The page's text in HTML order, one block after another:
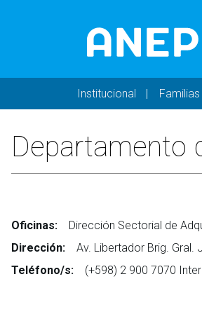
Navegación
Institucional
Departamento
Oficinas:
Dirección Sectorial de
Dirección:
Av. Libertador Brig. Gral.
Teléfono/s:
(+598) 2 900 7070